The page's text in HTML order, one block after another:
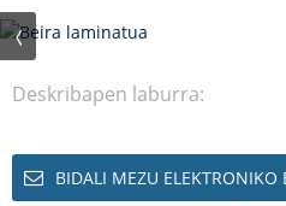
Deskribapen laburra:
BIDALI MEZU ELEKTRONIKO